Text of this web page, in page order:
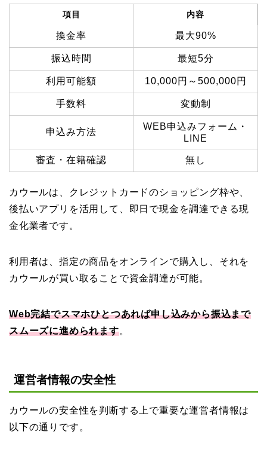
項目 内容
換金率 最大90%
振込時間 最短5分
利用可能額 10,000円～500,000円
手数料 変動制
申込み方法
WEB申込みフォーム・
LINE
審査・在籍確認 無し
カウールは、クレジットカードのショッピング枠や、
後払いアプリを活用して、即日で現金を調達できる現
金化業者です。
利用者は、指定の商品をオンラインで購入し、それを
カウールが買い取ることで資金調達が可能。
Web完結でスマホひとつあれば申し込みから振込まで
スムーズに進められます。
運営者情報の安全性
カウールの安全性を判断する上で重要な運営者情報は
以下の通りです。